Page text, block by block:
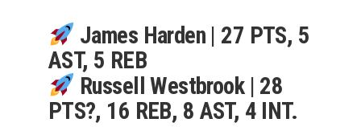
James Harden | 27 PTS, 5
AST, 5 REB
Russell Westbrook | 28
PTS?, 16 REB, 8 AST, 4 INT.